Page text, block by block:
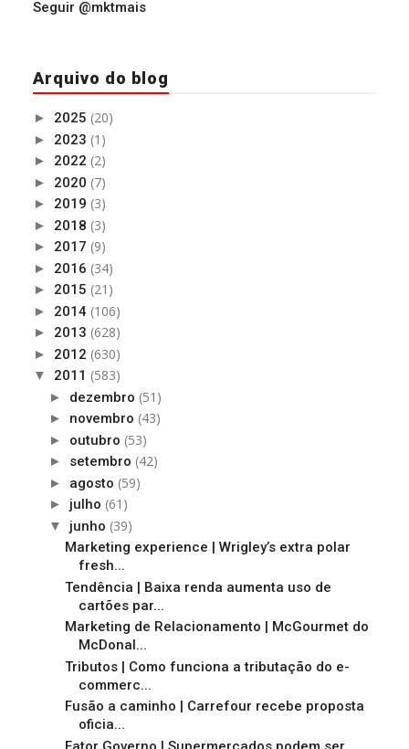
Seguir @mktmais
Arquivo do blog
► 2025 (20)
► 2023 (1)
► 2022 (2)
► 2020 (7)
► 2019 (3)
► 2018 (3)
► 2017 (9)
► 2016 (34)
► 2015 (21)
► 2014 (106)
► 2013 (628)
► 2012 (630)
▼ 2011 (583)
► dezembro (51)
► novembro (43)
► outubro (53)
► setembro (42)
► agosto (59)
► julho (61)
▼ junho (39)
Marketing experience | Wrigley’s extra polar
fresh...
Tendência | Baixa renda aumenta uso de
cartões par...
Marketing de Relacionamento | McGourmet do
McDonal...
Tributos | Como funciona a tributação do e-
commerc...
Fusão a caminho | Carrefour recebe proposta
oficia...